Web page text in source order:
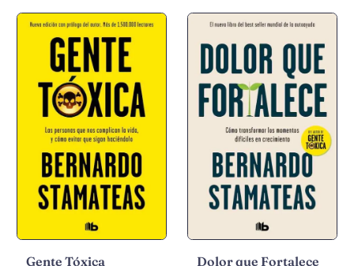
Gente Tóxica Dolor que Fortalece